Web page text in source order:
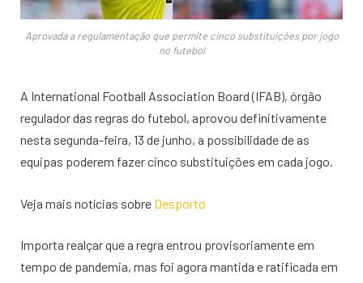
Aprovada a regulamentação que permite cinco substituições por jogo
no futebol
A International Football Association Board (IFAB), órgão
regulador das regras do futebol, aprovou definitivamente
nesta segunda-feira, 13 de junho, a possibilidade de as
equipas poderem fazer cinco substituições em cada jogo.
Veja mais notícias sobre Desporto
Importa realçar que a regra entrou provisoriamente em
tempo de pandemia, mas foi agora mantida e ratificada em